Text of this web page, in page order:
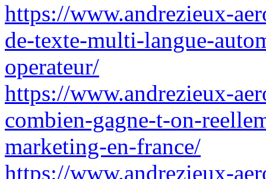
https://www.andrezieux-
de-texte-multi-langue-
operateur/
https://www.andrezieux-
combien-gagne-t-on-
marketing-en-france/
https://www.andrezieux-